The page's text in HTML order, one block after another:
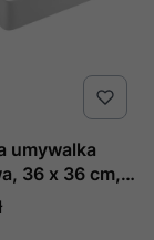
umywalka
36 x 36 cm,
połysk,
omnires, nr